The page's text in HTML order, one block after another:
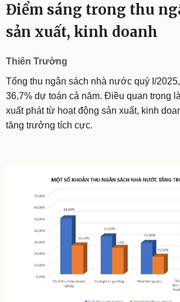
Điểm sáng trong thu
sản xuất, kinh doanh
Thiên Trường
Tổng thu ngân sách nhà nước quý I/
36,7% dự toán cả năm. Điều quan trọng
xuất phát từ hoạt động sản xuất, kinh
tăng trưởng tích cực.